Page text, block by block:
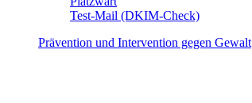
Test-Mail (DKIM-Check)
Prävention und Intervention gegen Gewalt